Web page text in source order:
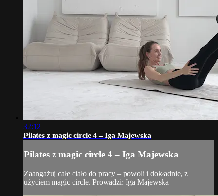
32:12
Pilates z magic circle 4 – Iga Majewska
Pilates z magic circle 4 – Iga Majewska
Zaangażuj całe ciało do pracy – powoli i dokładnie, z
użyciem magic circle. Prowadzi: Iga Majewska